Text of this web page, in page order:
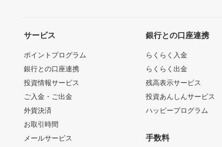
サービス
ポイントプログラム
銀行との口座連携
投資情報サービス
ご入金・ご出金
外貨決済
お取引時間
メールサービス
銀行との口座連携
らくらく入金
らくらく出金
残高表示サービス
投資あんしんサービス
ハッピープログラム
手数料